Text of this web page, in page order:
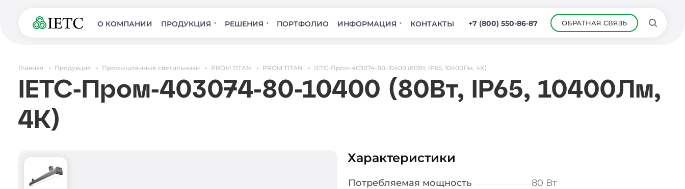
О КОМПАНИИ ПРОДУКЦИЯ РЕШЕНИЯ ПОРТФОЛИО ИНФОРМАЦИЯ КОНТАКТЫ +7 (800) 550-86-87 ОБРАТНАЯ СВЯЗЬ
Главная Продукция Промышленные светильники PROM TITAN PROM TITAN IETC-Пром-403074-80-10400 (80Вт, IP65, 10400Лм, 4К)
IETC-Пром-403074-80-10400 (80Вт, IP65, 10400Лм,
4К)
Характеристики
Потребляемая мощность
80 Вт